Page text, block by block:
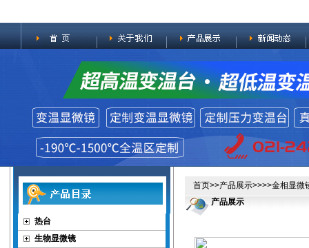
热台
生物显微镜
首页>>产品展示>>>>金相显微
产品展示